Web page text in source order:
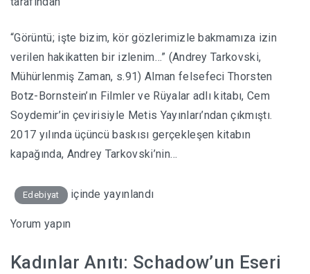
“Görüntü; işte bizim, kör gözlerimizle bakmamıza izin
verilen hakikatten bir izlenim…” (Andrey Tarkovski,
Mühürlenmiş Zaman, s.91) Alman felsefeci Thorsten
Botz-Bornstein’ın Filmler ve Rüyalar adlı kitabı, Cem
Soydemir’in çevirisiyle Metis Yayınları’ndan çıkmıştı.
2017 yılında üçüncü baskısı gerçekleşen kitabın
kapağında, Andrey Tarkovski’nin…
Edebiyat içinde yayınlandı
Yorum yapın
Kadınlar Anıtı: Schadow’un Eseri